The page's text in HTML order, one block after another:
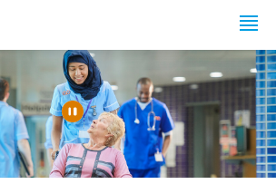
Automatische